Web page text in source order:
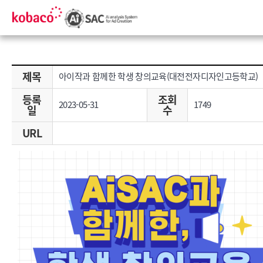
제목 아이작과 함께한 학생 창의교육(대전전자디자인고등학교)
등록
일 2023-05-31 조회
수 1749
URL